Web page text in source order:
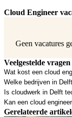
Cloud Engineer
Geen vacatures
Veelgestelde vragen
Wat kost een cloud
Welke bedrijven in
Is cloudwerk in Delft
Kan een cloud
Gerelateerde